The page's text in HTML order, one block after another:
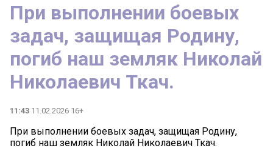
️При выполнении боевых
задач, защищая Родину,
погиб наш земляк Николай
Николаевич Ткач.
11:43 11.02.2026 16+
️При выполнении боевых задач, защищая Родину,
погиб наш земляк Николай Николаевич Ткач.